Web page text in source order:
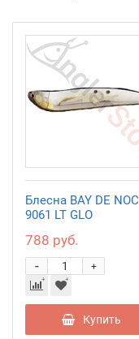
Блесна BAY DE NOC
9061 LT GLO
788 руб.
+
-
Купить